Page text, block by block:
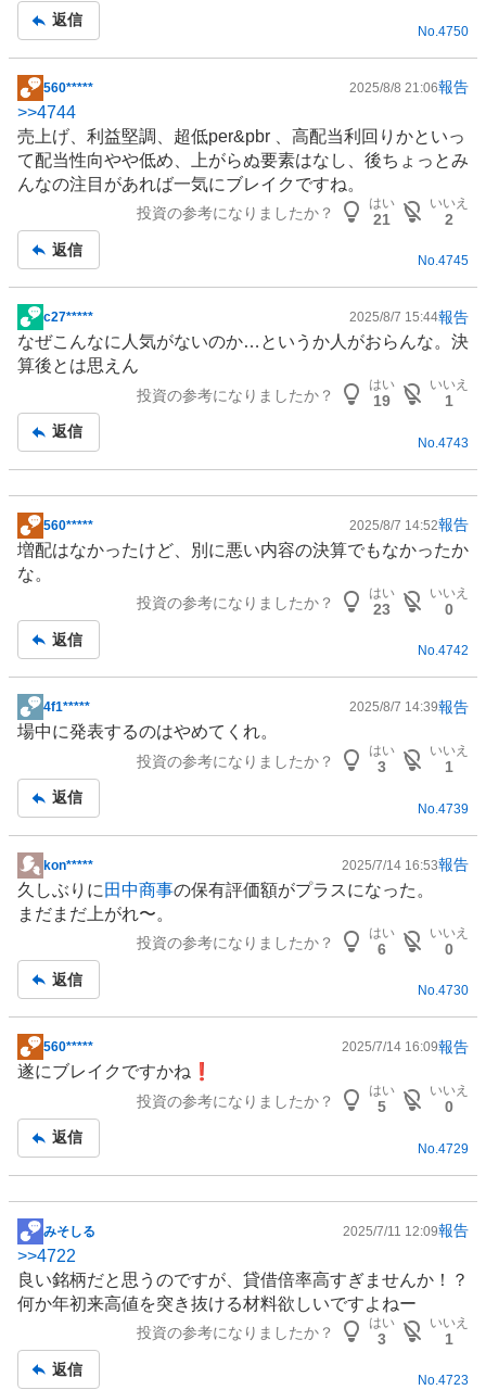
返信
No. 4750
掲
示
板
記
事
560***** 2025/8/8 21:06報告
>>4744
売上げ、利益堅調、超低per&pbr 、高配当利回りかといっ
て配当性向やや低め、上がらぬ要素はなし、後ちょっとみ
んなの注目があれば一気にブレイクですね。
投資の参考になりましたか？
はい
21
いいえ
2
返信
No.4745
掲
示
板
c27***** 2025/8/7 15:44報告
なぜこんなに人気がないのか…というか人がおらんな。決
算後とは思えん
投資の参考になりましたか？
はい
19
いいえ
1
返信
No. 4743
掲
示
板
560***** 2025/8/7 14:52報告
増配はなかったけど、別に悪い内容の決算でもなかったか
な。
投資の参考になりましたか？
はい
23
いいえ
0
返信
No.4742
掲
示
事
4f1***** 2025/8/7 14:39報告
場中に発表するのはやめてくれ。
投資の参考になりましたか？
はい
3
いいえ
1
返信
No. 4739
掲
示
板
kon***** 2025/7/14 16:53報告
久しぶりに 田中商事の保有評価額がプラスになった。
まだまだ上がれ〜。
投資の参考になりましたか？
はい
6
いいえ
0
返信
No.4730
掲
示
事
560***** 2025/7/14 16:09報告
遂にブレイクですかね❗
投資の参考になりましたか？
はい
5
いいえ
0
返信
No. 4729
掲
示
板
記
みそしる 2025/7/11 12:09報告
>>4722
良い銘柄だと思うのですが、貸借倍率高すぎませんか！？
何か年初来高値を突き抜ける材料欲しいですよねー
投資の参考になりましたか？
はい
3
いいえ
1
返信
No.4723